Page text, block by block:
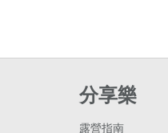
分享樂
露營指南